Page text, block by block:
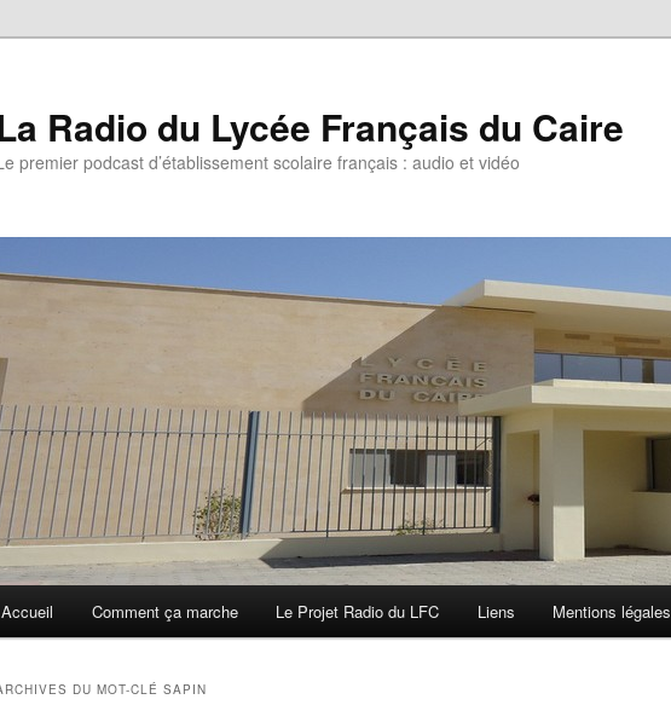
Radio du Lycée Français du Caire
premier podcast d’établissement scolaire français : audio et vidéo
Aller
Aller
Accueil Comment ça marche Le Projet Radio du LFC Liens Mentions légales
DU MOT-CLÉ SAPIN